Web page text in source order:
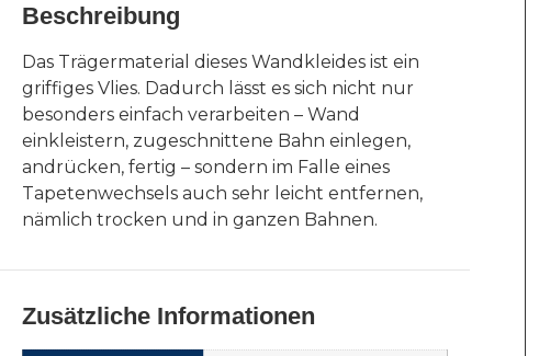
Beschreibung
Das Trägermaterial dieses Wandkleides ist ein
griffiges Vlies. Dadurch lässt es sich nicht nur
besonders einfach verarbeiten – Wand
einkleistern, zugeschnittene Bahn einlegen,
andrücken, fertig – sondern im Falle eines
Tapetenwechsels auch sehr leicht entfernen,
nämlich trocken und in ganzen Bahnen.
Zusätzliche Informationen